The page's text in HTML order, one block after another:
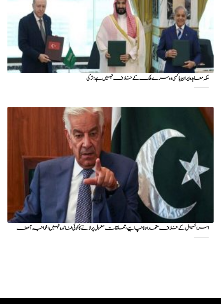
مکہ معاہدہ ایران یا کسی دوسرے ملک کے خلاف نہیں ہے: ترکی
اسرائیل کے خلاف متحد ہونا چاہیے، تعلقات معمول پر لانے کا کوئی فائدہ نہیں: خواجہ آصف